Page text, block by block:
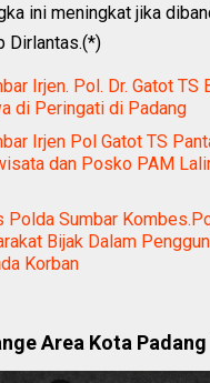
ini meningkat jika
Dirlantas.(*)
Irjen. Pol. Dr. Gatot TS
di Peringati di Padang
Irjen Pol Gatot TS
dan Posko PAM
Polda Sumbar
Bijak Dalam
Korban
Area Kota